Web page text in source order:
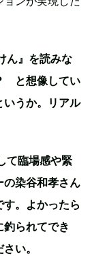
ん』を読みな
と想像してい
いうか。リアル
て臨場感や緊
の染谷和孝さん
。よかったら
られてでき
い。